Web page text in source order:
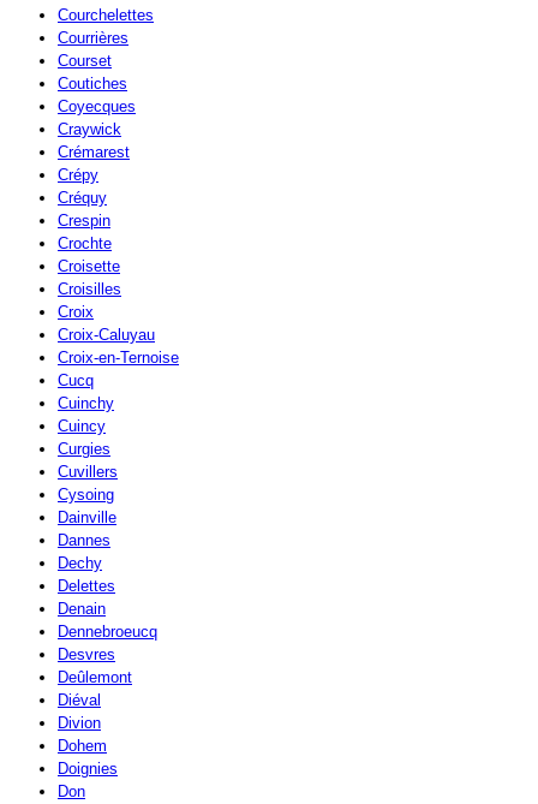
Courchelettes
Courrières
Courset
Coutiches
Coyecques
Craywick
Crémarest
Crépy
Créquy
Crespin
Crochte
Croisette
Croisilles
Croix
Croix-Caluyau
Croix-en-Ternoise
Cucq
Cuinchy
Cuincy
Curgies
Cuvillers
Cysoing
Dainville
Dannes
Dechy
Delettes
Denain
Dennebroeucq
Desvres
Deûlemont
Diéval
Divion
Dohem
Doignies
Don